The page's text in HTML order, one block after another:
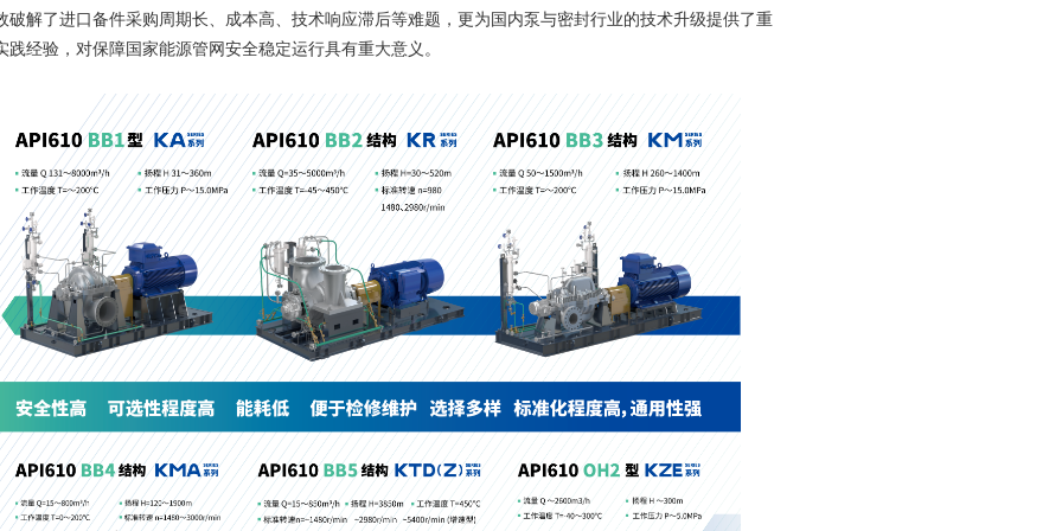
破解了进口备件采购周期长、成本高、技术响应滞后等难题，更为国内泵与密封行业的技术升级提供了重
践经验，对保障国家能源管网安全稳定运行具有重大意义。